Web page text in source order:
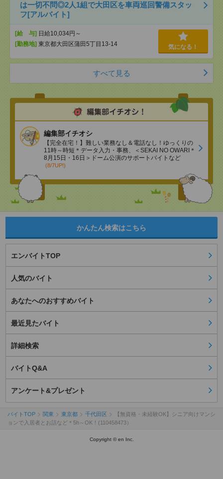
は一切不問◎2人1組で大田区を車両巡回警備スタッ
フ[アルバイト]
[給 与] 日給10,034円～
[勤務地] 東京都大田区蒲田5丁目13-14 気になる！
すべて見る
編集部イチオシ
【完全在宅！】難しい業務なし＆電話なし！ゆっくりの
11時～時短＊データ入力・事務、＜SEKAI NO OWARI＊
8月15日・16日＞ドーム公演のサポートバイトなど
(8/7UP!)
かんたん検索はこちら
エンバイトTOP
人気のバイト
あなたへのおすすめバイト
最近見たバイト
詳細検索
バイトQ&A
アンケート&プレゼント
バイトTOP 関東 東京都 千代田区
【無資格・未経験OK】シニア向けマンシ
ョンで入居者とお話など＊5h～OK！(110458473）
Copyright © en Inc.